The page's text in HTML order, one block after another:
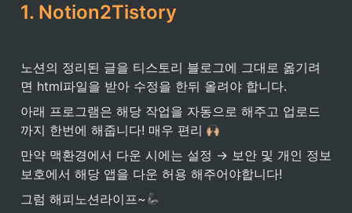
1. Notion2Tistory
노션의 정리된 글을 티스토리 블로그에 그대로 옮기려
면 html파일을 받아 수정을 한뒤 올려야 합니다.
아래 프로그램은 해당 작업을 자동으로 해주고 업로드
까지 한번에 해줍니다! 매우 편리
만약 맥환경에서 다운 시에는 설정 → 보안 및 개인 정보
보호에서 해당 앱을 다운 허용 해주어야합니다!
그럼 해피노션라이프~